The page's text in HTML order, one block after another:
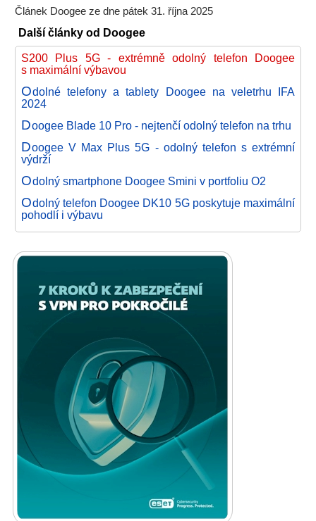
Článek Doogee ze dne pátek 31. října 2025
Další články od Doogee
S200 Plus 5G - extrémně odolný telefon Doogee
s maximální výbavou
Odolné telefony a tablety Doogee na veletrhu IFA
2024
Doogee Blade 10 Pro - nejtenčí odolný telefon na trhu
Doogee V Max Plus 5G - odolný telefon s extrémní
výdrží
Odolný smartphone Doogee Smini v portfoliu O2
Odolný telefon Doogee DK10 5G poskytuje maximální
pohodlí i výbavu